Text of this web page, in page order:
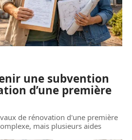
une subvention
d’une première
de rénovation d'une première
mais plusieurs aides